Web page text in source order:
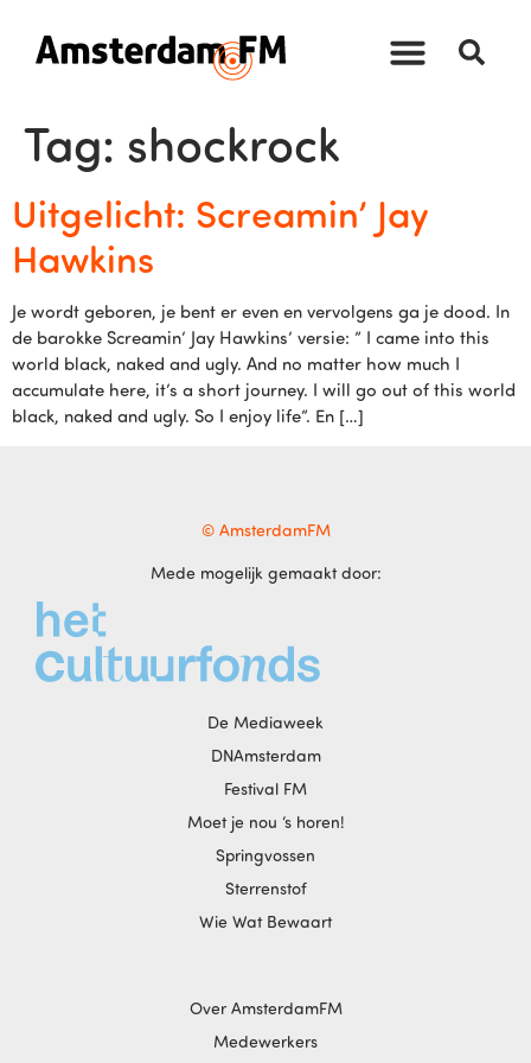
Tag: shockrock
Uitgelicht: Screamin’ Jay
Hawkins
Je wordt geboren, je bent er even en vervolgens ga je dood. In
de barokke Screamin’ Jay Hawkins’ versie: ” I came into this
world black, naked and ugly. And no matter how much I
accumulate here, it’s a short journey. I will go out of this world
black, naked and ugly. So I enjoy life”. En […]
© AmsterdamFM
Mede mogelijk gemaakt door:
De Mediaweek
DNAmsterdam
Festival FM
Moet je nou ‘s horen!
Springvossen
Sterrenstof
Wie Wat Bewaart
Over AmsterdamFM
Medewerkers